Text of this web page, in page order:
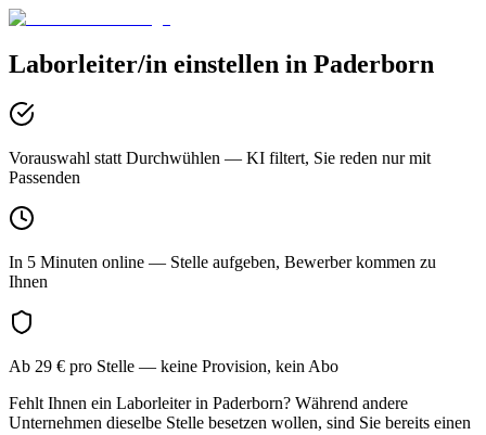
Laborleiter/in einstellen in Paderborn
Vorauswahl statt Durchwühlen — KI filtert, Sie reden nur mit
Passenden
In 5 Minuten online — Stelle aufgeben, Bewerber kommen zu
Ihnen
Ab 29 € pro Stelle — keine Provision, kein Abo
Fehlt Ihnen ein Laborleiter in Paderborn? Während andere
Unternehmen dieselbe Stelle besetzen wollen, sind Sie bereits einen